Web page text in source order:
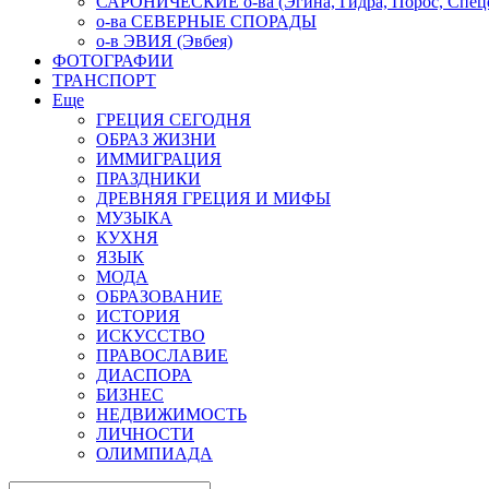
о-ва СЕВЕРНЫЕ СПОРАДЫ
о-в ЭВИЯ (Эвбея)
ФОТОГРАФИИ
ТРАНСПОРТ
Еще
ГРЕЦИЯ СЕГОДНЯ
ОБРАЗ ЖИЗНИ
ИММИГРАЦИЯ
ПРАЗДНИКИ
ДРЕВНЯЯ ГРЕЦИЯ И МИФЫ
МУЗЫКА
КУХНЯ
ЯЗЫК
МОДА
ОБРАЗОВАНИЕ
ИСТОРИЯ
ИСКУССТВО
ПРАВОСЛАВИЕ
ДИАСПОРА
БИЗНЕС
НЕДВИЖИМОСТЬ
ЛИЧНОСТИ
ОЛИМПИАДА